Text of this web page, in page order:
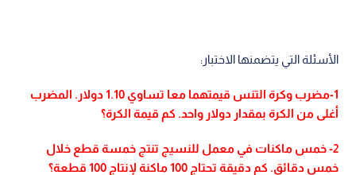
الأسئلة التي يتضمنها الاختبار:
1-مضرب وكرة التنس قيمتهما معا تساوي 1.10 دولار. المضرب
أغلى من الكرة بمقدار دولار واحد. كم قيمة الكرة؟
2- خمس ماكنات في معمل للنسيج تنتج خمسة قطع خلال
خمس دقائق. كم دقيقة تحتاج 100 ماكنة لإنتاج 100 قطعة؟